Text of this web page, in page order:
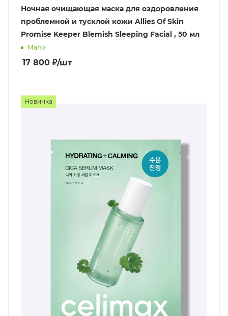
Ночная очищающая маска для оздоровления
проблемной и тусклой кожи Allies Of Skin
Promise Keeper Blemish Sleeping Facial , 50 мл
Мало
17 800 ₽/шт
Новинка